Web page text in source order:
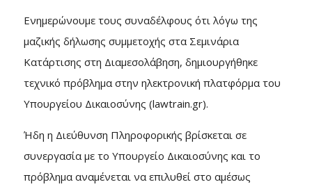
Ενημερώνουμε τους συναδέλφους ότι λόγω της
μαζικής δήλωσης συμμετοχής στα Σεμινάρια
Κατάρτισης στη Διαμεσολάβηση, δημιουργήθηκε
τεχνικό πρόβλημα στην ηλεκτρονική πλατφόρμα του
Υπουργείου Δικαιοσύνης (lawtrain.gr).
Ήδη η Διεύθυνση Πληροφορικής βρίσκεται σε
συνεργασία με το Υπουργείο Δικαιοσύνης και το
πρόβλημα αναμένεται να επιλυθεί στο αμέσως